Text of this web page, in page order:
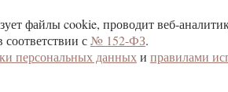
файлы cookie, проводит веб-
с№ 152-ФЗ.
персональных данныхи правилами